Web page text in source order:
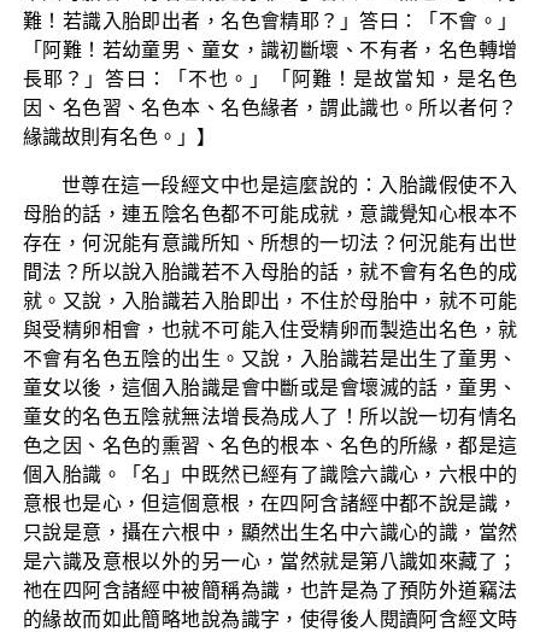
難！若識入胎即出者，名色會精耶？」答曰：「不會。」
「阿難！若幼童男、童女，識初斷壞、不有者，名色轉增
長耶？」答曰：「不也。」「阿難！是故當知，是名色
因、名色習、名色本、名色緣者，謂此識也。所以者何？
緣識故則有名色。」】
世尊在這一段經文中也是這麼說的：入胎識假使不入
母胎的話，連五陰名色都不可能成就，意識覺知心根本不
存在，何況能有意識所知、所想的一切法？何況能有出世
間法？所以說入胎識若不入母胎的話，就不會有名色的成
就。又說，入胎識若入胎即出，不住於母胎中，就不可能
與受精卵相會，也就不可能入住受精卵而製造出名色，就
不會有名色五陰的出生。又說，入胎識若是出生了童男、
童女以後，這個入胎識是會中斷或是會壞滅的話，童男、
童女的名色五陰就無法增長為成人了！所以說一切有情名
色之因、名色的熏習、名色的根本、名色的所緣，都是這
個入胎識。「名」中既然已經有了識陰六識心，六根中的
意根也是心，但這個意根，在四阿含諸經中都不說是識，
只說是意，攝在六根中，顯然出生名中六識心的識，當然
是六識及意根以外的另一心，當然就是第八識如來藏了；
祂在四阿含諸經中被簡稱為識，也許是為了預防外道竊法
的緣故而如此簡略地說為識字，使得後人閱讀阿含經文時